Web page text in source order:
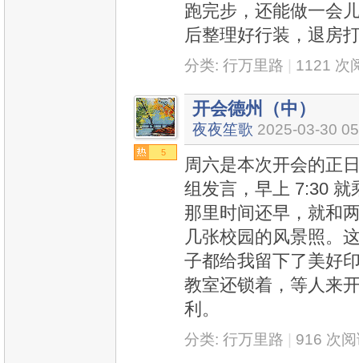
跑完步，还能做一会
后整理好行装，退房
分类: 行万里路 1121 次
5
开会德州（中）
夜夜笙歌 2025-03-30
周六是本次开会的正
组发言，早上 7:30 就
那里时间还早，就和
几张校园的风景照。
子都给我留下了美好
教室还锁着，等人来
利。
分类: 行万里路 916 次